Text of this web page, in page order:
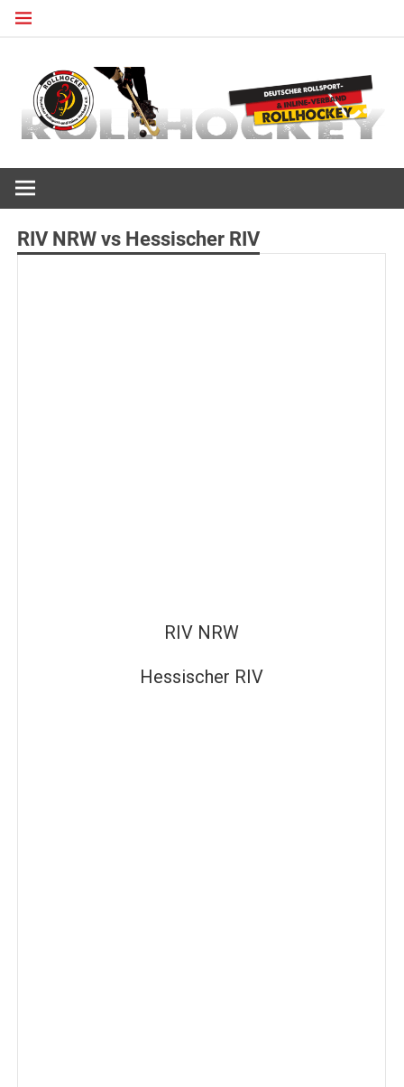
Zum
RIV NRW vs Hessischer RIV
RIV NRW
Hessischer RIV